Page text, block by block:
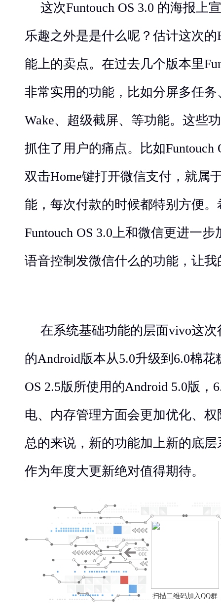
这次Funtouch OS 3.0 的海报上
乐趣之外是是什么呢？估计这次的
能上的卖点。在过去几个版本里
非常实用的功能，比如分屏多任
Wake、超级截屏、等功能。这些
抓住了用户的痛点。比如Funtouch
双击Home键打开微信支付，就属
能，每次付款的时候都特别方便
Funtouch OS 3.0上和微信更进一
语音控制发微信什么的功能，让
在系统基础功能的层面vivo这次
的Android版本从5.0升级到6.0棉花
OS 2.5版所使用的Android 5.0版，
电、内存管理方面会更加优化、
总的来说，新的功能加上新的底层
作为年度大更新绝对值得期待。
扫描二维码加入QQ群